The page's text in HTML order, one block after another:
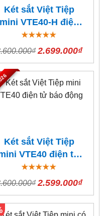
Két sắt Việt Tiệp
mini VTE40-H điện
tử báo động
2.699.000₫
Két sắt Việt Tiệp
VTE40 điện tử
báo động
2.599.000₫